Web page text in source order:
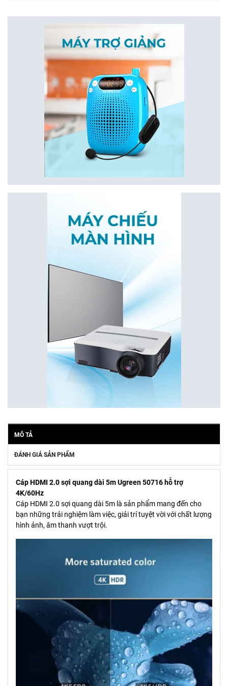
MÔ TẢ
ĐÁNH GIÁ SẢN PHẨM
Cáp HDMI 2.0 sợi quang dài 5m Ugreen 50716 hỗ trợ
4K/60Hz
Cáp HDMI 2.0 sợi quang dài 5m là sản phẩm mang đến cho
bạn những trải nghiệm làm việc, giải trí tuyệt vời với chất lượng
hình ảnh, âm thanh vượt trội.